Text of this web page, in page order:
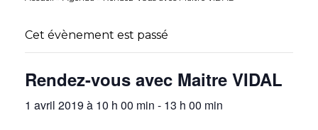
Cet évènement est passé
Rendez-vous avec Maitre VIDAL
1 avril 2019 à 10 h 00 min - 13 h 00 min